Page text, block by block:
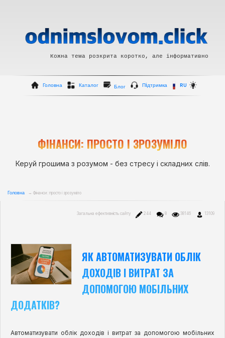
Кожна тема розкрита коротко, але інформативно
Головна Каталог Блог Пiдтримка RU
ФІНАНСИ: ПРОСТО І ЗРОЗУМІЛО
Керуй грошима з розумом - без стресу і складних слів.
Головна → Фінанси: просто і зрозуміло
Загальна ефективність сайту 244 8 38146 13109
ЯК АВТОМАТИЗУВАТИ ОБЛІК
ДОХОДІВ І ВИТРАТ ЗА
ДОПОМОГОЮ МОБІЛЬНИХ
ДОДАТКІВ?
Автоматизувати облік доходів і витрат за допомогою мобільних